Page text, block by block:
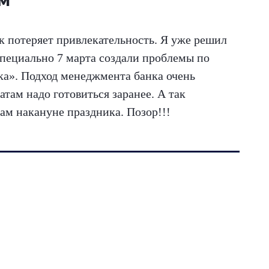
привлекательность. Я уже решил
7 марта создали проблемы по
Подход менеджмента банка очень
надо готовиться заранее. А так
накануне праздника. Позор!!!